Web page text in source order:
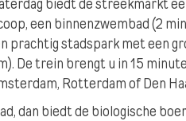
biedt de streekmarkt
een binnenzwembad (2
prachtig stadspark met een
De trein brengt u in 15
Rotterdam of Den
dan biedt de biologische